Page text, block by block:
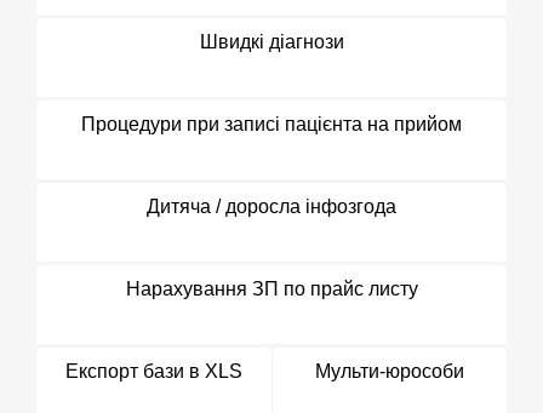
Швидкі діагнози
Процедури при записі пацієнта на прийом
Дитяча / доросла інфозгода
Нарахування ЗП по прайс листу
Експорт бази в XLS Мульти-юрособи